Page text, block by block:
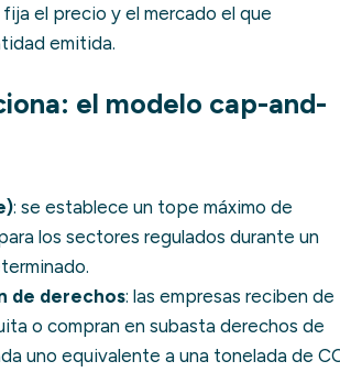
el precio y el mercado el que
emitida.
el modelo cap-and-
: se establece un tope máximo de
los sectores regulados durante un
de derechos: las empresas reciben de
o compran en subasta derechos de
uno equivalente a una tonelada de